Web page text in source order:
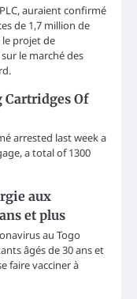
auraient confirmé
de 1,7 million de
projet de
le marché des
Cartridges Of
arrested last week a
a total of 1300
aux
et plus
au Togo
âgés de 30 ans et
faire vacciner à